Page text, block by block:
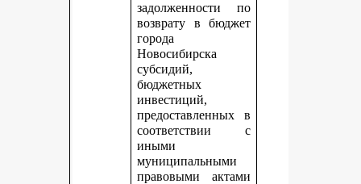
задолженности по
возврату в бюджет
города
Новосибирска
субсидий,
бюджетных
инвестиций,
предоставленных в
соответствии с
иными
муниципальными
правовыми актами